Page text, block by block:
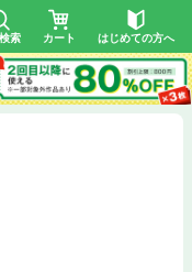
索 カート はじめての方へ